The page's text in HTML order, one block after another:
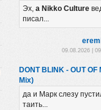
Эх, а Nikko Culture
писал...
09.08.2026 |
DONT BLINK - OUT
Mix)
да и Марк слезу
таить...